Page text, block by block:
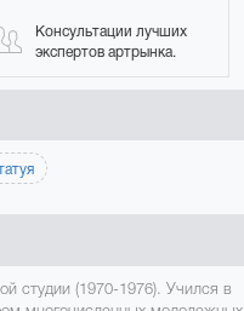
Консультации лучших
экспертов артрынка.
студии (1970-1976). Учился в